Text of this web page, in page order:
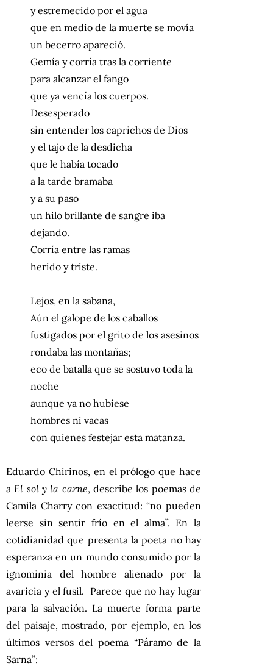
y estremecido por el agua
que en medio de la muerte se movía
un becerro apareció.
Gemía y corría tras la corriente
para alcanzar el fango
que ya vencía los cuerpos.
Desesperado
sin entender los caprichos de Dios
y el tajo de la desdicha
que le había tocado
a la tarde bramaba
y a su paso
un hilo brillante de sangre iba
dejando.
Corría entre las ramas
herido y triste.
Lejos, en la sabana,
Aún el galope de los caballos
fustigados por el grito de los asesinos
rondaba las montañas;
eco de batalla que se sostuvo toda la
noche
aunque ya no hubiese
hombres ni vacas
con quienes festejar esta matanza.
Eduardo Chirinos, en el prólogo que hace
a El sol y la carne, describe los poemas de
Camila Charry con exactitud: “no pueden
leerse sin sentir frío en el alma”. En la
cotidianidad que presenta la poeta no hay
esperanza en un mundo consumido por la
ignominia del hombre alienado por la
avaricia y el fusil. Parece que no hay lugar
para la salvación. La muerte forma parte
del paisaje, mostrado, por ejemplo, en los
últimos versos del poema “Páramo de la
Sarna”: